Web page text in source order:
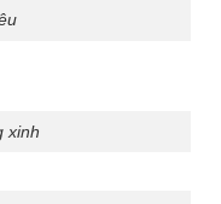
xinh